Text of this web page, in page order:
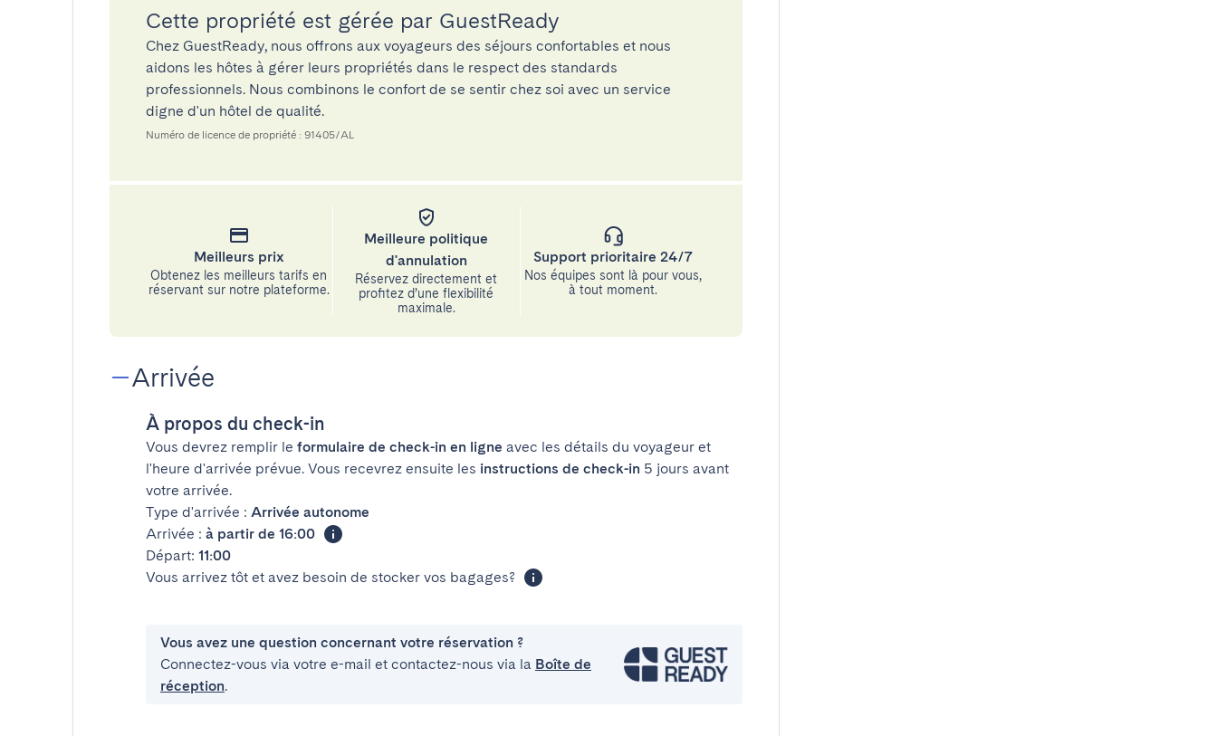
Cette propriété est gérée par GuestReady
Chez GuestReady, nous offrons aux voyageurs des séjours confortables et nous
aidons les hôtes à gérer leurs propriétés dans le respect des standards
professionnels. Nous combinons le confort de se sentir chez soi avec un service
digne d'un hôtel de qualité.
Numéro de licence de propriété : 91405/AL
Meilleurs prix
Obtenez les meilleurs tarifs en
réservant sur notre plateforme.
Meilleure politique
d'annulation
Réservez directement et
profitez d’une flexibilité
maximale.
Support prioritaire 24/7
Nos équipes sont là pour vous,
à tout moment.
Arrivée
À propos du check-in
Vous devrez remplir le formulaire de check-in en ligne avec les détails du voyageur et
l'heure d'arrivée prévue. Vous recevrez ensuite les instructions de check-in 5 jours avant
votre arrivée.
Type d'arrivée : Arrivée autonome
Arrivée : à partir de 16:00
Départ: 11:00
Vous arrivez tôt et avez besoin de stocker vos bagages?
Vous avez une question concernant votre réservation ?
Connectez-vous via votre e-mail et contactez-nous via la Boîte de
réception.